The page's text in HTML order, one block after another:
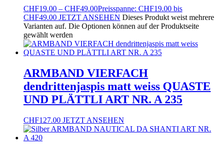
CHF19.00 – CHF49.00Preisspanne: CHF19.00 bis
CHF49.00 JETZT ANSEHEN Dieses Produkt weist mehrere
Varianten auf. Die Optionen können auf der Produktseite
gewählt werden
ARMBAND VIERFACH
dendrittenjaspis matt weiss QUASTE
UND PLÄTTLI ART NR. A 235
CHF127.00 JETZT ANSEHEN